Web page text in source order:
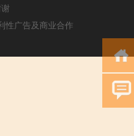
性广告及商业合作